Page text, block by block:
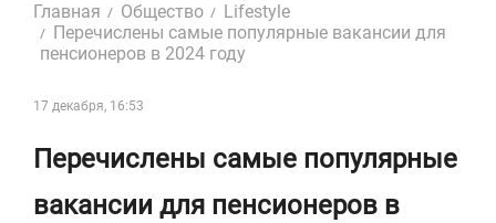
Главная Общество
Lifestyle
Перечислены самые популярные вакансии для
пенсионеров в 2024 году
17 декабря, 16:53
Перечислены самые популярные
вакансии для пенсионеров в